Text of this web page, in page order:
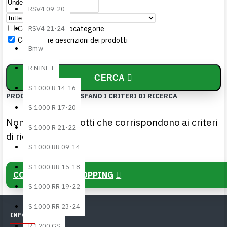
RSV4 09-20
RSV4 21-24
Bmw
R NINE T
S 1000 R 14-16
S 1000 R 17-20
S 1000 R 21-22
S 1000 RR 09-14
S 1000 RR 15-18
S 1000 RR 19-22
S 1000 RR 23-24
Cerca nelle sottocategorie
Cerca nelle descrizioni dei prodotti
CERCA
PRODOTTI CHE SODDISFANO I CRITERI DI RICERCA
Non ci sono prodotti che corrispondono ai criteri
di ricerca.
CONTINUA LO SHOPPING
INFORMAZIONI